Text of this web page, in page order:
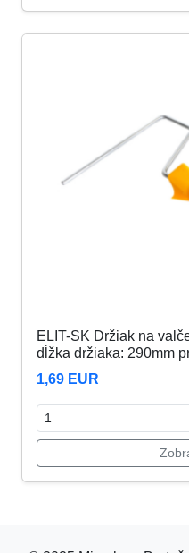
ELIT-SK Držiak na
dĺžka držiaka: 290mm
1,69 EUR